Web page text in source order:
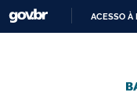
Skip to main content
ACESSO À